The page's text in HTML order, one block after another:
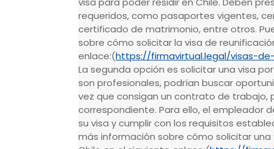
requeridos, como pasaportes vigentes,
certificado de matrimonio, entre otros.
sobre cómo solicitar la visa de
enlace:(https://firmavirtual.legal/visas-
La segunda opción es solicitar una visa
son profesionales, podrían buscar
vez que consigan un contrato de trabajo,
correspondiente. Para ello, el empleador
su visa y cumplir con los requisitos
más información sobre cómo solicitar